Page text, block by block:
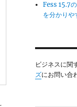
Fess 15.7
を分かりや
ビジネスに関
ズにお問い合